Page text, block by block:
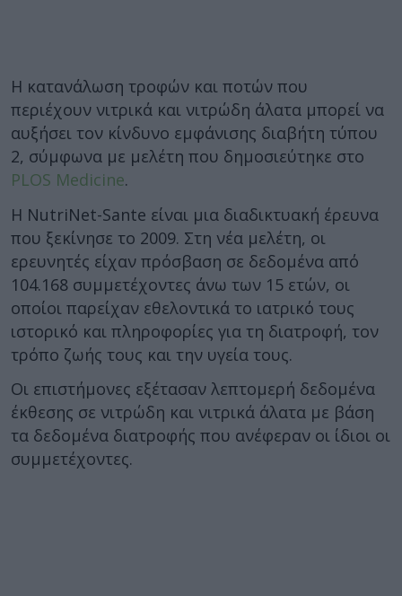
Η κατανάλωση τροφών και ποτών που
περιέχουν νιτρικά και νιτρώδη άλατα μπορεί να
αυξήσει τον κίνδυνο εμφάνισης διαβήτη τύπου
2, σύμφωνα με μελέτη που δημοσιεύτηκε στο
PLOS Medicine.
Η NutriNet-Sante είναι μια διαδικτυακή έρευνα
που ξεκίνησε το 2009. Στη νέα μελέτη, οι
ερευνητές είχαν πρόσβαση σε δεδομένα από
104.168 συμμετέχοντες άνω των 15 ετών, οι
οποίοι παρείχαν εθελοντικά το ιατρικό τους
ιστορικό και πληροφορίες για τη διατροφή, τον
τρόπο ζωής τους και την υγεία τους.
Οι επιστήμονες εξέτασαν λεπτομερή δεδομένα
έκθεσης σε νιτρώδη και νιτρικά άλατα με βάση
τα δεδομένα διατροφής που ανέφεραν οι ίδιοι οι
συμμετέχοντες.